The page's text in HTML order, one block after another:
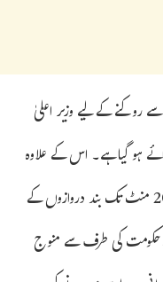
سے روکنے کے لیے وزیر اعلیٰ
ہو گیا ہے۔ اس کے علاوہ
شرد پوار اور وزیر اعلیٰ ایکناتھ شندے نے تقریباً 20 منٹ تک بند دروازوں کے
کی طرف سے منوج